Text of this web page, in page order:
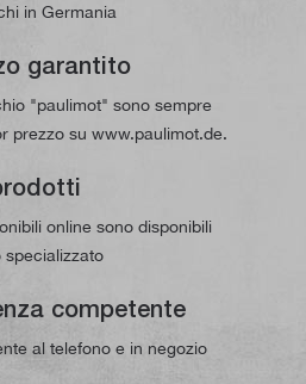
in Germania
garantito
"paulimot" sono sempre
prezzo su www.paulimot.de.
online sono disponibili
specializzato
competente
al telefono e in negozio